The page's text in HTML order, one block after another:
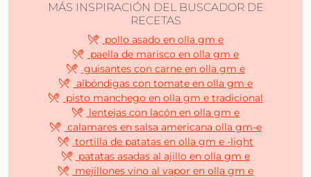
MÁS INSPIRACIÓN DEL BUSCADOR DE
RECETAS
pollo asado en olla gm e
paella de marisco en olla gm e
guisantes con carne en olla gm e
albóndigas con tomate en olla gm e
pisto manchego en olla gm e tradicional
lentejas con lacón en olla gm e
calamares en salsa americana olla gm-e
tortilla de patatas en olla gm e -light
patatas asadas al ajillo en olla gm e
mejillones vino al vapor en olla gm e